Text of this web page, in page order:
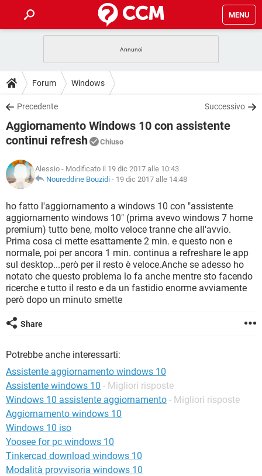
MENU
INTRATTENIMENTO
iOS
INSTAGRAM WHATSAPP
TIKTOK
HARDWARE
GUIDE
COVID-19
iOS
TIKTOK FACEBOOK
DOWNLOAD
COVID-19 GAMING
INTRATTENIMENTO
iOS WINDOWS 10
INSTAGRAM
TIKTOK FACEBOOK
HARDWARE
FORUM
INTRATTENIMENTO ANDROID
INSTAGRAM WHATSAPP
TIKTOK FACEBOOK
HARDWARE
GLOSSARIO
COVID-19
INTRATTENIMENTO ANDROID
iOS WINDOWS 10
INSTAGRAM WHATSAPP
TIKTOK FACEBOOK
HARDWARE
Forum Windows
Precedente Successivo
Aggiornamento Windows 10 con assistente
continui refresh
Chiuso
Alessio - Modificato il 19 dic 2017 alle 10:43
Noureddine Bouzidi - 19 dic 2017 alle 14:48
ho fatto l'aggiornamento a windows 10 con "assistente
aggiornamento windows 10" (prima avevo windows 7 home
premium) tutto bene, molto veloce tranne che all'avvio.
Prima cosa ci mette esattamente 2 min. e questo non e
normale, poi per ancora 1 min. continua a refreshare le app
sul desktop...però per il resto è veloce.Anche se adesso ho
notato che questo problema lo fa anche mentre sto facendo
ricerche e tutto il resto e da un fastidio enorme avviamente
però dopo un minuto smette
Share
Potrebbe anche interessarti:
Assistente aggiornamento windows 10
Assistente windows 10 - Migliori risposte
Windows 10 assistente aggiornamento - Migliori risposte
Aggiornamento windows 10
Windows 10 iso
Yoosee for pc windows 10
Tinkercad download windows 10
Modalità provvisoria windows 10